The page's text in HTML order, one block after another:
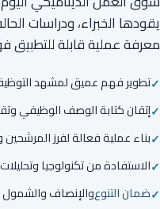
يقودها الخبراء، ودراسات
معرفة عملية قابلة للتطبيق
تطوير فهم عميق لمشهد
إتقان كتابة الوصف الوظيفي
بناء عملية فعالة لفرز المرشحين
الاستفادة من تكنولوجيا
ضمان التنوعوالإنصاف